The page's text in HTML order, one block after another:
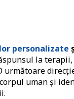
personalizate
la
uman și